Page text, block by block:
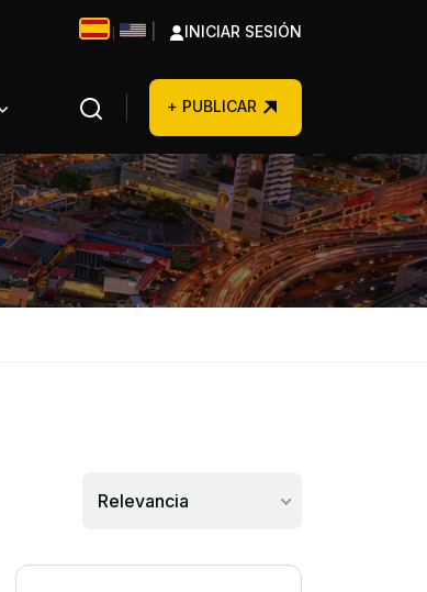
INICIAR SESIÓN
+ PUBLICAR
Relevancia